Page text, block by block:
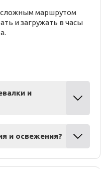
сложным маршрутом
и загружать в часы
и
и освежения?